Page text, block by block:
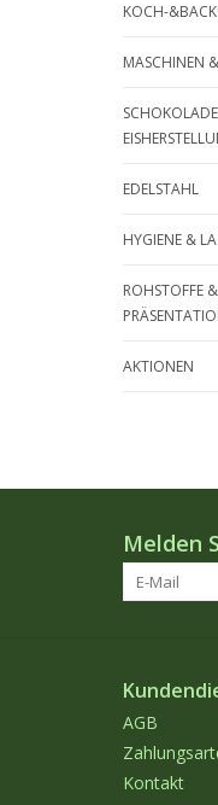
KOCH-
MASCHINEN
EDELSTAHL
HYGIENE &
ROHSTOFFE &
AKTIONEN
Melden
AGB
Kontakt